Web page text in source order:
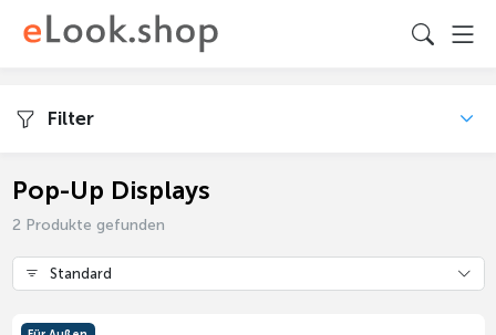
Filter
Pop-Up Displays
2 Produkte gefunden
Standard